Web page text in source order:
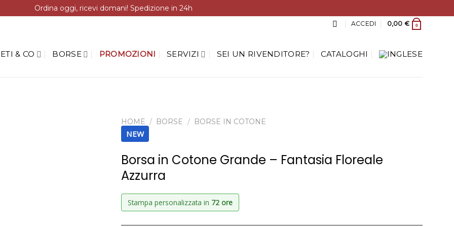
Ordina oggi, ricevi domani! Spedizione in 24h
ACCEDI 0,00 € 0
& CO BORSE PROMOZIONI SERVIZI SEI UN RIVENDITORE? CATALOGHI
HOME / BORSE / BORSE IN COTONE
NEW
Borsa in Cotone Grande – Fantasia Floreale
Azzurra
Stampa personalizzata in 72 ore